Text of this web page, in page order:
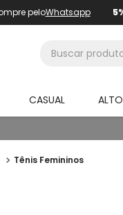
peloWhatsapp
CASUAL
Tênis Femininos